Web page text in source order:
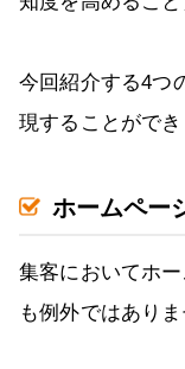
今回紹介する4つ
現することができ
ホームペー
集客においてホ
も例外ではありま